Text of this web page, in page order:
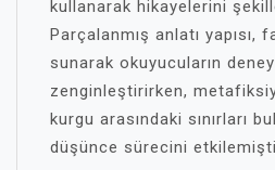
kullanarak hikayelerini
Parçalanmış anlatı yapısı,
sunarak okuyucuların
zenginleştirirken,
kurgu arasındaki sınırları
düşünce sürecini